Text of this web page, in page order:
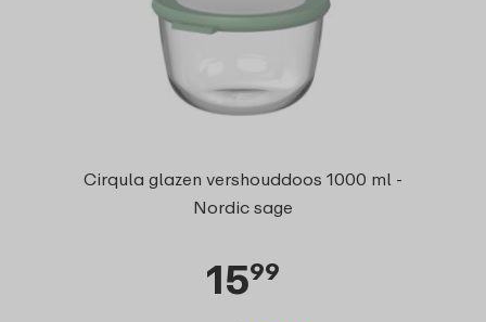
Cirqula glazen vershouddoos 1000 ml -
Nordic sage
1599